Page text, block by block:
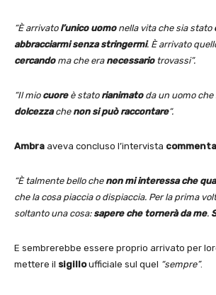
“È arrivato l’unico uomonella vita che sia stato
abbracciarmi senza stringermi. È arrivato
cercandoma che era necessariotrovassi”.
“Il mio cuoreè stato rianimatoda un uomo che
dolcezzache non si può raccontare“.
Ambra aveva concluso l’intervista
“È talmente bello che non mi interessa che
che la cosa piaccia o dispiaccia. Per la prima
soltanto una cosa: sapere che tornerà da me.
E sembrerebbe essere proprio arrivato per
mettere il sigilloufficiale sul quel “sempre”.